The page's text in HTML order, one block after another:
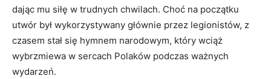
dając ⁤mu siłę w trudnych‍ chwilach. Choć na początku⁢
utwór był wykorzystywany głównie ⁢przez legionistów, z
czasem stał się hymnem narodowym, który‍ wciąż
wybrzmiewa w sercach Polaków podczas ważnych
‍wydarzeń.